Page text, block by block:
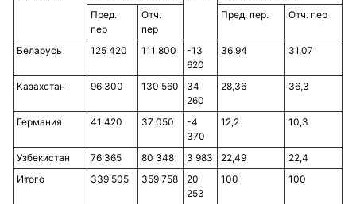
Пред.
пер
Отч.
пер
Пред. пер. Отч. пер
Беларусь 125 420 111 800
-13
620
36,94 31,07
Казахстан 96 300 130 560
34
260
28,36 36,3
Германия 41 420 37 050
-4
370
12,2 10,3
Узбекистан 76 365 80 348 3 983 22,49
22,4
Итого
339 505 359 758
20
253
100 100